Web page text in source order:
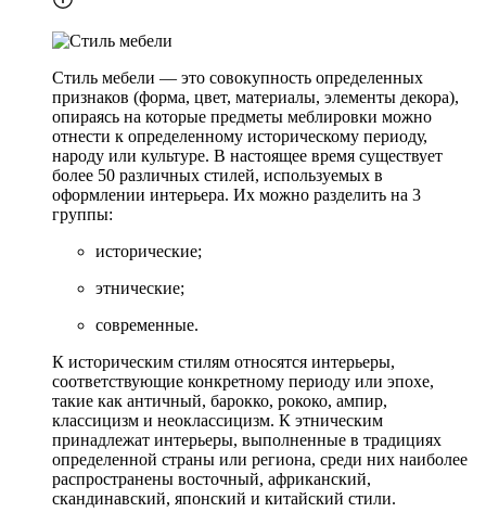
Стиль мебели — это совокупность определенных
признаков (форма, цвет, материалы, элементы декора),
опираясь на которые предметы меблировки можно
отнести к определенному историческому периоду,
народу или культуре. В настоящее время существует
более 50 различных стилей, используемых в
оформлении интерьера. Их можно разделить на 3
группы:
исторические;
этнические;
современные.
К историческим стилям относятся интерьеры,
соответствующие конкретному периоду или эпохе,
такие как античный, барокко, рококо, ампир,
классицизм и неоклассицизм. К этническим
принадлежат интерьеры, выполненные в традициях
определенной страны или региона, среди них наиболее
распространены восточный, африканский,
скандинавский, японский и китайский стили.